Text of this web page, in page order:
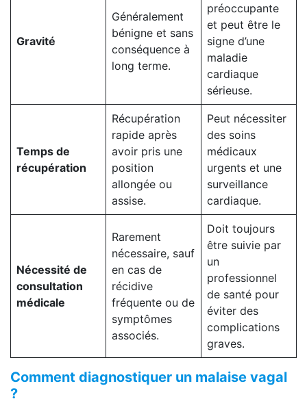
Gravité
Généralement
bénigne et sans
conséquence à
long terme.
préoccupante
et peut être le
signe d’une
maladie
cardiaque
sérieuse.
Temps de
récupération
Récupération
rapide après
avoir pris une
position
allongée ou
assise.
Peut nécessiter
des soins
médicaux
urgents et une
surveillance
cardiaque.
Nécessité de
consultation
médicale
Rarement
nécessaire, sauf
en cas de
récidive
fréquente ou de
symptômes
associés.
Doit toujours
être suivie par
un
professionnel
de santé pour
éviter des
complications
graves.
Comment diagnostiquer un malaise vagal
?